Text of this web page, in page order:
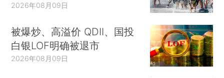
2026年08月09日
被爆炒、高溢价 QDII、国投
白银LOF明确被退市
2026年08月09日